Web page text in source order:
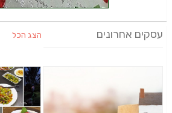
עסקים אחרונים הצג הכל